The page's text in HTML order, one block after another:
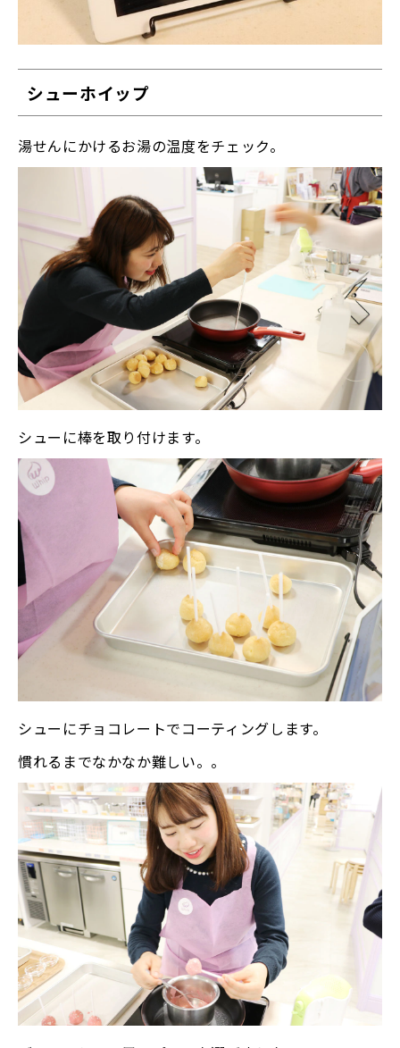
シューホイップ
湯せんにかけるお湯の温度をチェック。
シューに棒を取り付けます。
シューにチョコレートでコーティングします。
慣れるまでなかなか難しい。。